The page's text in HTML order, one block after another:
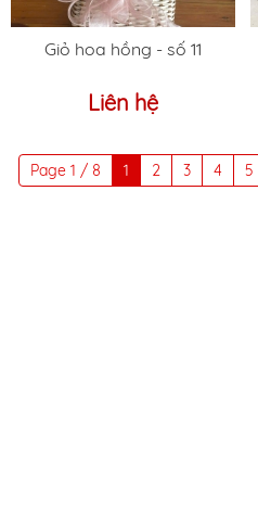
Giỏ hoa hồng - số 11
Liên hệ
Page 1 / 8 1 2 3 4 5